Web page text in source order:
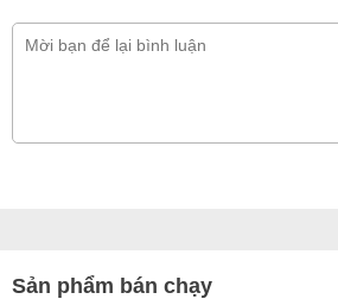
Sản phẩm bán chạy